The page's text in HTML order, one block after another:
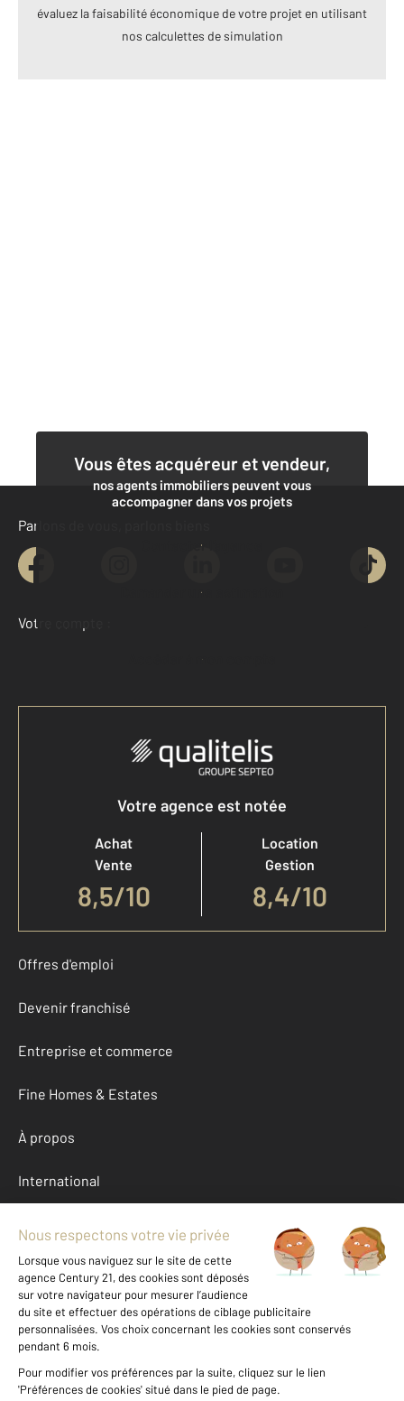
évaluez la faisabilité économique de votre projet en utilisant
nos calculettes de simulation
Vous êtes acquéreur et vendeur,
nos agents immobiliers peuvent vous
accompagner dans vos projets
Contacter l'agence
Demander une estimation
Parlons de vous, parlons biens
Votre compte :
Accéder à mon compte
Votre agence est notée
Achat
Vente
8,5/10
Location
Gestion
8,4/10
Offres d'emploi
Devenir franchisé
Entreprise et commerce
Fine Homes & Estates
À propos
International
Mentions légales & CGU et Barèmes d'honoraires
Données personnelles